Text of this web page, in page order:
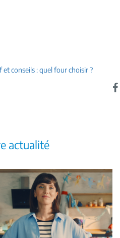
conseils : quel four choisir ?
actualité